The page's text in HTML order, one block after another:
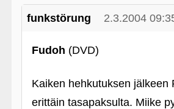
funkstörung 2.3.2004
Fudoh (DVD)
Kaiken hehkutuksen jälkeen
erittäin tasapaksulta. Miike